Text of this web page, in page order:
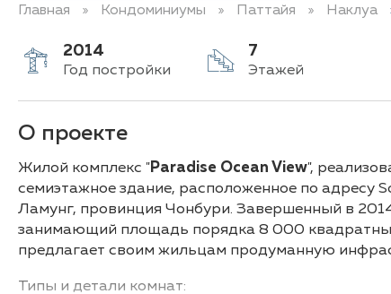
Главная Кондоминиумы Паттайя Наклуа
2014
Год постройки
7
Этажей
О проекте
Жилой комплекс "Paradise Ocean View",
семиэтажное здание, расположенное по адресу
Ламунг, провинция Чонбури. Завершенный в
занимающий площадь порядка 8 000
предлагает своим жильцам продуманную
Типы и детали комнат: